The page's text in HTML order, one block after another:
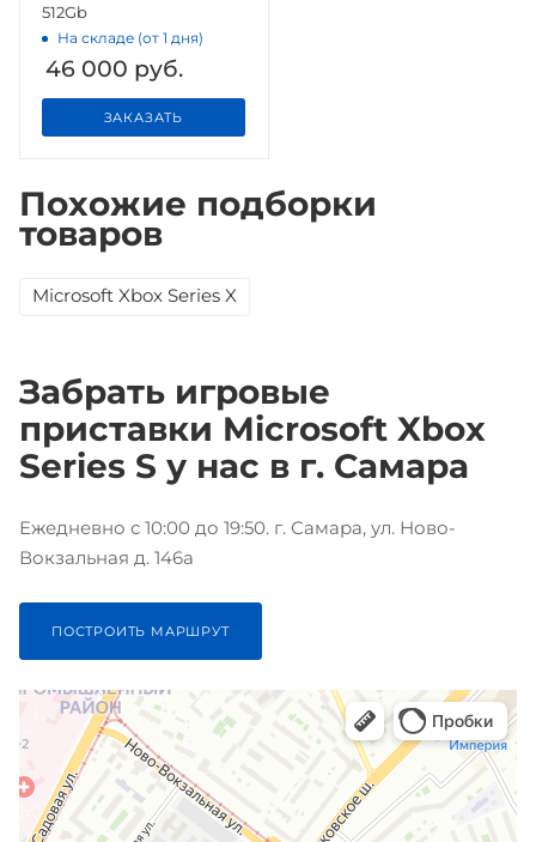
512Gb
На складе (от 1 дня)
46 000 руб.
ЗАКАЗАТЬ
Похожие подборки
товаров
Microsoft Xbox Series X
Забрать игровые
приставки Microsoft Xbox
Series S у нас в г. Самара
Ежедневно с 10:00 до 19:50. г. Самара, ул. Ново-
Вокзальная д. 146а
ПОСТРОИТЬ МАРШРУТ